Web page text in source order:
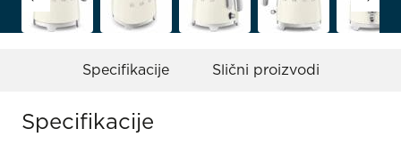
Specifikacije Slični proizvodi
Specifikacije